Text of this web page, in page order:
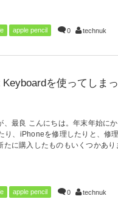
apple pencil 0 technuk
を使ってしま
、最良 こんにちは。年末年始に
り、iPhoneを修理したりと、修
たに購入したものもいくつかあり
apple pencil 0 technuk